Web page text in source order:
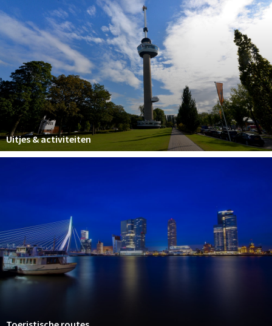
Uitjes & activiteiten